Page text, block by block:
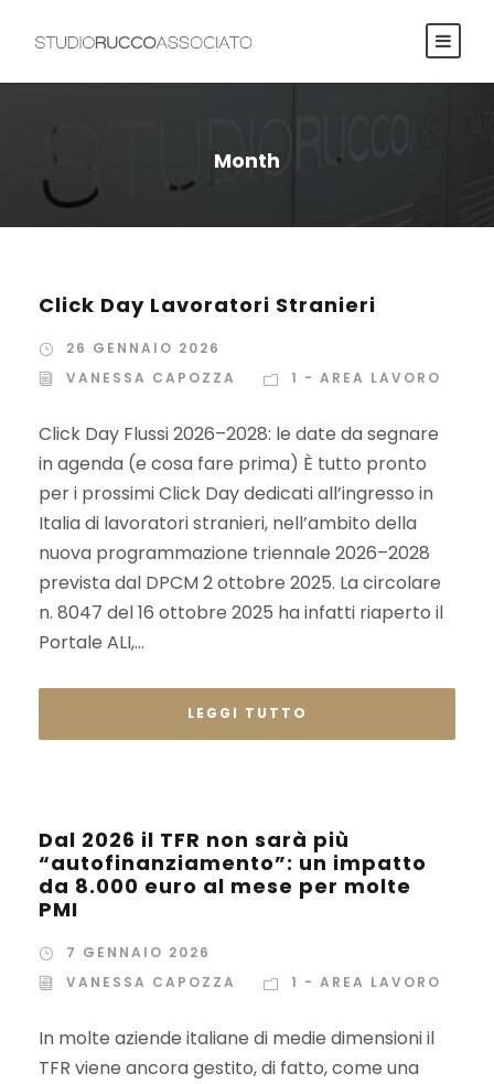
Month
Click Day Lavoratori Stranieri
26 GENNAIO 2026
VANESSA CAPOZZA
1 - AREA LAVORO
Click Day Flussi 2026–2028: le date da segnare
in agenda (e cosa fare prima) È tutto pronto
per i prossimi Click Day dedicati all’ingresso in
Italia di lavoratori stranieri, nell’ambito della
nuova programmazione triennale 2026–2028
prevista dal DPCM 2 ottobre 2025. La circolare
n. 8047 del 16 ottobre 2025 ha infatti riaperto il
Portale ALI,...
LEGGI TUTTO
Dal 2026 il TFR non sarà più
“autofinanziamento”: un impatto
da 8.000 euro al mese per molte
PMI
7 GENNAIO 2026
VANESSA CAPOZZA
1 - AREA LAVORO
In molte aziende italiane di medie dimensioni il
TFR viene ancora gestito, di fatto, come una